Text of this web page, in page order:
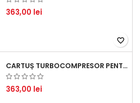
363,00 lei
favorite_border
CARTUȘ TURBOCOMPRESOR PENTRU VW, AUDI, SEAT, SKODA - MOTOR DIESEL 2.0 TDI
363,00 lei